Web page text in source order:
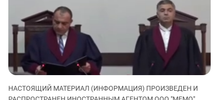
КАВКАЗ ЗА ПАЛЕСТИНУ
ИНАКОМЫСЛИЕ В ЧЕЧНЕ
ПРЕСЛЕДОВАНИЕ АКТИВИСТОВ
МОБИЛИЗАЦИЯ И ПРОТЕСТЫ
Ингушетия
Кабардино-Балкария
Калмыкия
Карачаево-Черкесия
Краснодарский край
НАСТОЯЩИЙ МАТЕРИАЛ (ИНФОРМАЦИЯ) ПРОИЗВЕДЕН И